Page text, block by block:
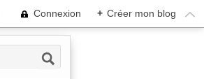
Connexion + Créer mon blog